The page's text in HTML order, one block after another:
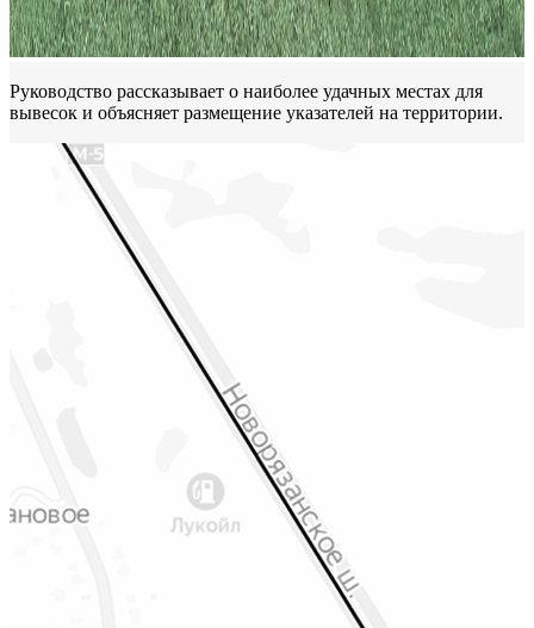
Руководство рассказывает о наиболее удачных местах для
вывесок и объясняет размещение указателей на территории.